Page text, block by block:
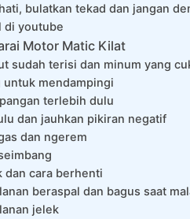
bulatkan tekad dan jangan
di youtube
Motor Matic Kilat
sudah terisi dan minum yang
untuk mendampingi
terlebih dulu
dan jauhkan pikiran negatif
dan ngerem
dan cara berhenti
beraspal dan bagus saat
jelek